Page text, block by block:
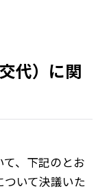
代）に関
、下記のとお
いて決議いた